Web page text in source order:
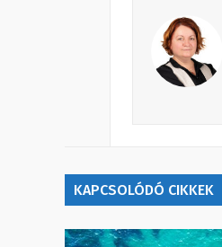
KAPCSOLÓDÓ CIKKEK